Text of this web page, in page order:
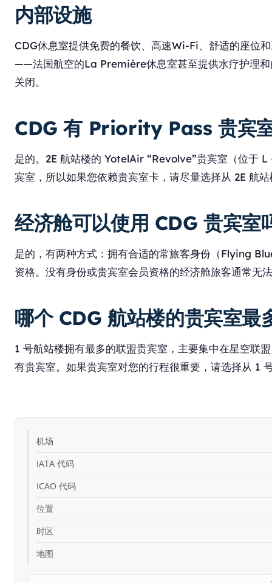
内部设施
CDG休息室提供免费的餐饮、高速Wi-Fi、舒适的座位
——法国航空的La Première休息室甚至提供水疗护理和
关闭。
CDG 有 Priority Pass 贵宾
是的。2E 航站楼的 YotelAir “Revolve”贵宾室（位于
宾室，所以如果您依赖贵宾室卡，请尽量选择从 2E 航
经济舱可以使用 CDG 贵宾室
是的，有两种方式：拥有合适的常旅客身份（Flying
资格。没有身份或贵宾室会员资格的经济舱旅客通常无
哪个 CDG 航站楼的贵宾室最
1 号航站楼拥有最多的联盟贵宾室，主要集中在星空
有贵宾室。如果贵宾室对您的行程很重要，请选择从 1
机场
IATA 代码
ICAO 代码
位置
时区
地图